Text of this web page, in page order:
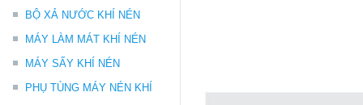
BỘ XẢ NƯỚC KHÍ NÉN
MÁY LÀM MÁT KHÍ NÉN
MÁY SẤY KHÍ NÉN
PHỤ TÙNG MÁY NÉN KHÍ